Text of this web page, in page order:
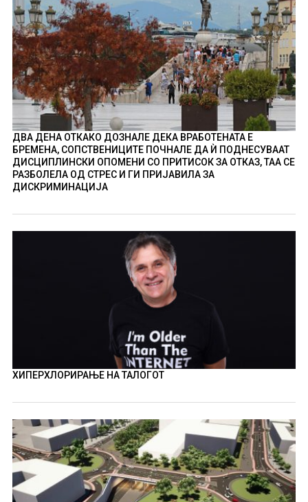
ДВА ДЕНА ОТКАКО ДОЗНАЛЕ ДЕКА ВРАБОТЕНАТА Е
БРЕМЕНА, СОПСТВЕНИЦИТЕ ПОЧНАЛЕ ДА Ѝ ПОДНЕСУВААТ
ДИСЦИПЛИНСКИ ОПОМЕНИ СО ПРИТИСОК ЗА ОТКАЗ, ТАА СЕ
РАЗБОЛЕЛА ОД СТРЕС И ГИ ПРИЈАВИЛА ЗА
ДИСКРИМИНАЦИЈА
ХИПЕРХЛОРИРАЊЕ НА ТАЛОГОТ